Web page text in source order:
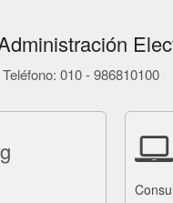
010 - 986810100